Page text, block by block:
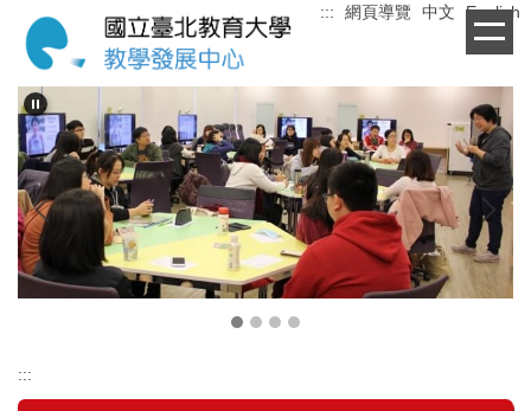
到
要
內
容
區
::: 網頁導覽 中文 English
:::